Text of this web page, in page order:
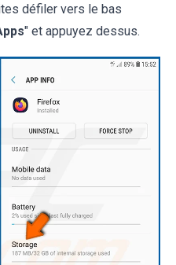
défiler vers le bas
" et appuyez dessus.